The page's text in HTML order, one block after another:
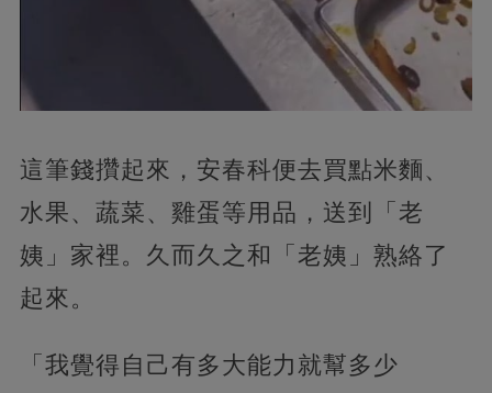
這筆錢攢起來，安春科便去買點米麵、
水果、蔬菜、雞蛋等用品，送到「老
姨」家裡。久而久之和「老姨」熟絡了
起來。
「我覺得自己有多大能力就幫多少